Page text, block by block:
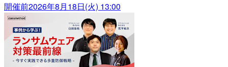
開催前2026年8月18日(火) 13:00